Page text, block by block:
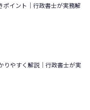
ポイント｜行政書士が実務解
りやすく解説｜行政書士が実